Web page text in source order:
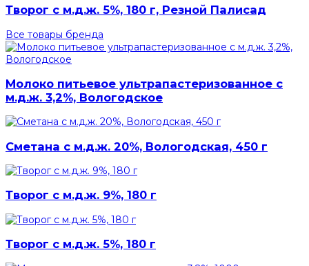
Творог с м.д.ж. 5%, 180 г, Резной Палисад
Все товары бренда
Молоко питьевое ультрапастеризованное с
м.д.ж. 3,2%, Вологодское
Сметана с м.д.ж. 20%, Вологодская, 450 г
Творог с м.д.ж. 9%, 180 г
Творог с м.д.ж. 5%, 180 г